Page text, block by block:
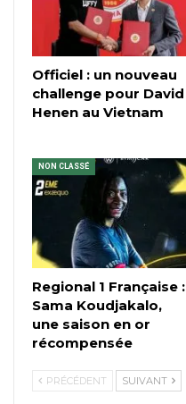
Officiel : un nouveau
challenge pour David
Henen au Vietnam
NON CLASSÉ
Regional 1 Française :
Sama Koudjakalo,
une saison en or
récompensée
PRÉCÉDENT SUIVANT